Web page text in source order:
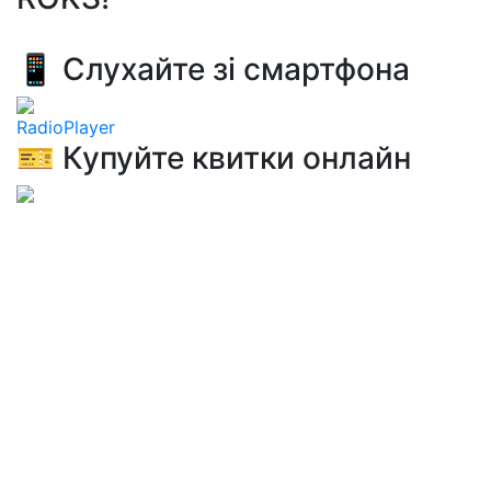
📱 Слухайте зі смартфона
RadioPlayer
🎫 Купуйте квитки онлайн